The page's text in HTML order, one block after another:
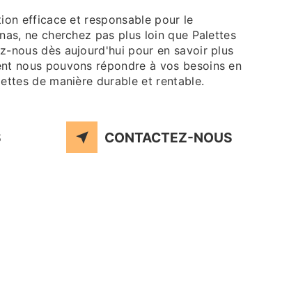
efficace et responsable pour le
ne cherchez pas plus loin que Palettes
nous dès aujourd'hui pour en savoir plus
nous pouvons répondre à vos besoins en
de manière durable et rentable.
CONTACTEZ-NOUS